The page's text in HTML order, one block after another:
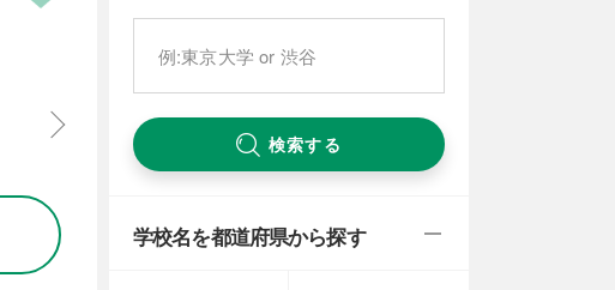
検索する
学校名を都道府県から探す